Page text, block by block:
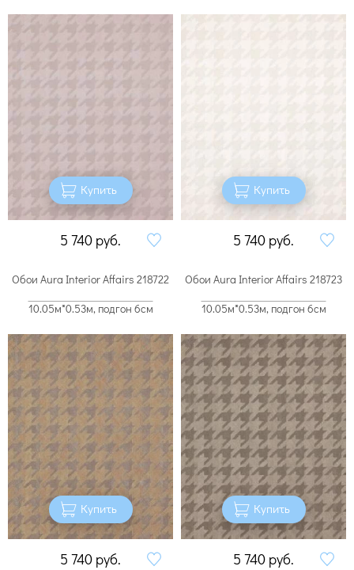
Купить
5 740 руб.
Купить
5 740 руб.
Обои Aura Interior Affairs 218722
10.05м*0.53м, подгон 6см
Купить
5 740 руб.
Обои Aura Interior Affairs 218723
10.05м*0.53м, подгон 6см
Купить
5 740 руб.